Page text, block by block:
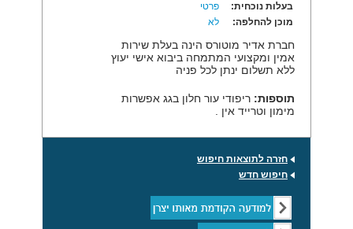
בעלות נוכחית:
פרטי
מוכן להחלפה:
לא
חברת אדיר מוטורס הינה בעלת שירות
אמין ומקצועי המתמחה ביבוא אישי יעוץ
ללא תשלום ינתן לכל פניה
תוספות: ריפודי עור חלון בגג אפשרות
מימון וטרייד אין .
חזרה לתוצאות חיפוש
חיפוש חדש